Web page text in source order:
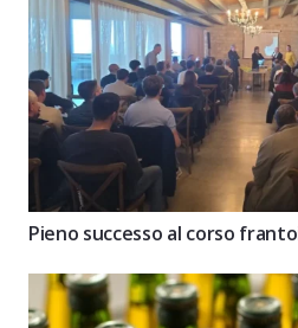
Pieno successo al corso